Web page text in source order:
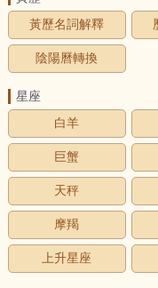
黃歷名詞解釋
陰陽曆轉換
星座
白羊
巨蟹
天秤
摩羯
上升星座